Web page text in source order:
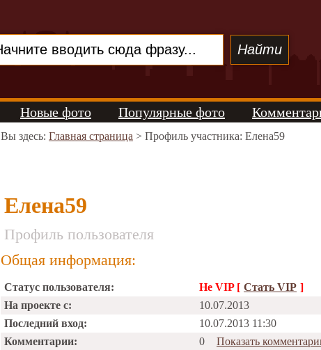
Новые фото Популярные фото
Вы здесь: Главная страница > Профиль участника: Елена59
Елена59
Профиль пользователя
Общая информация:
Статус пользователя: Не VIP [ Стать VIP ]
На проекте с:
10.07.2013
Последний вход:
10.07.2013 11:30
Комментарии:
0
Показать